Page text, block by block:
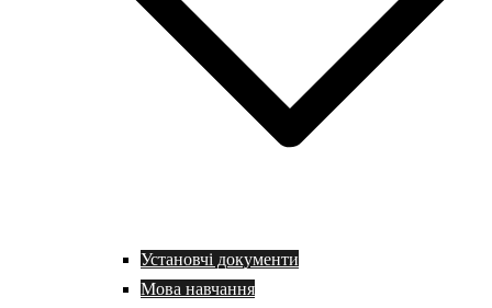
Установчі документи
Мова навчання